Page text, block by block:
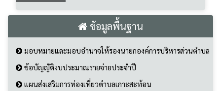
ข้อบัญญัติงบประมาณรายจ่ายประจำปี
แผนส่งเสริมการท่องเที่ยวตำบลเกาะสะท้อน
การรักษาทรัพยากรและสิ่งแวดล้อม
การสร้างองค์กรแห่งความสุข